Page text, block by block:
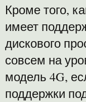
Кроме того,
имеет
дискового
совсем на
модель 4G,
поддержки